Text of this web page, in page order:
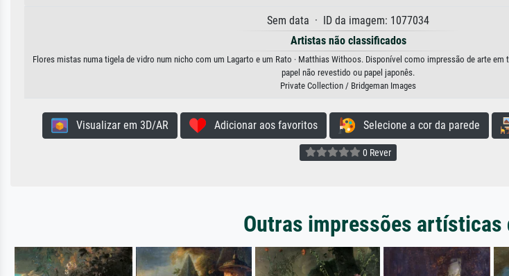
Sem data · ID da imagem: 1077034
Artistas não classificados
Flores mistas numa tigela de vidro num nicho com um Lagarto e um Rato · Matthias Withoos. Disponível como impressão de arte em
papel não revestido ou papel japonês.
Private Collection / Bridgeman Images
Visualizar em 3D/AR Adicionar aos favoritos Selecione a cor da parede
0 Rever
Outras impressões artísticas